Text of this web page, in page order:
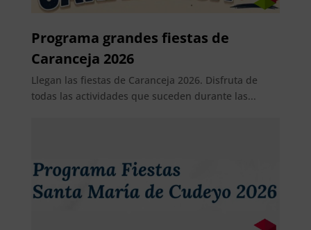
Programa grandes fiestas de
Caranceja 2026
Llegan las fiestas de Caranceja 2026. Disfruta de
todas las actividades que suceden durante las...